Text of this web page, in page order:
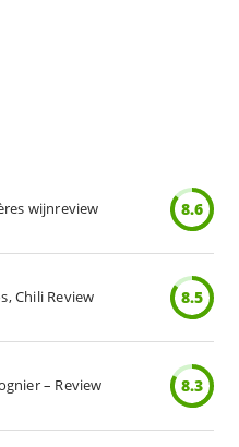
wijnreview 8.6
Chili Review 8.5
– Review 8.3